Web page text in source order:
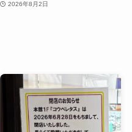
2026年8月2日